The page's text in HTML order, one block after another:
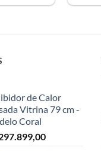
de Calor
Vitrina 79 cm -
Coral